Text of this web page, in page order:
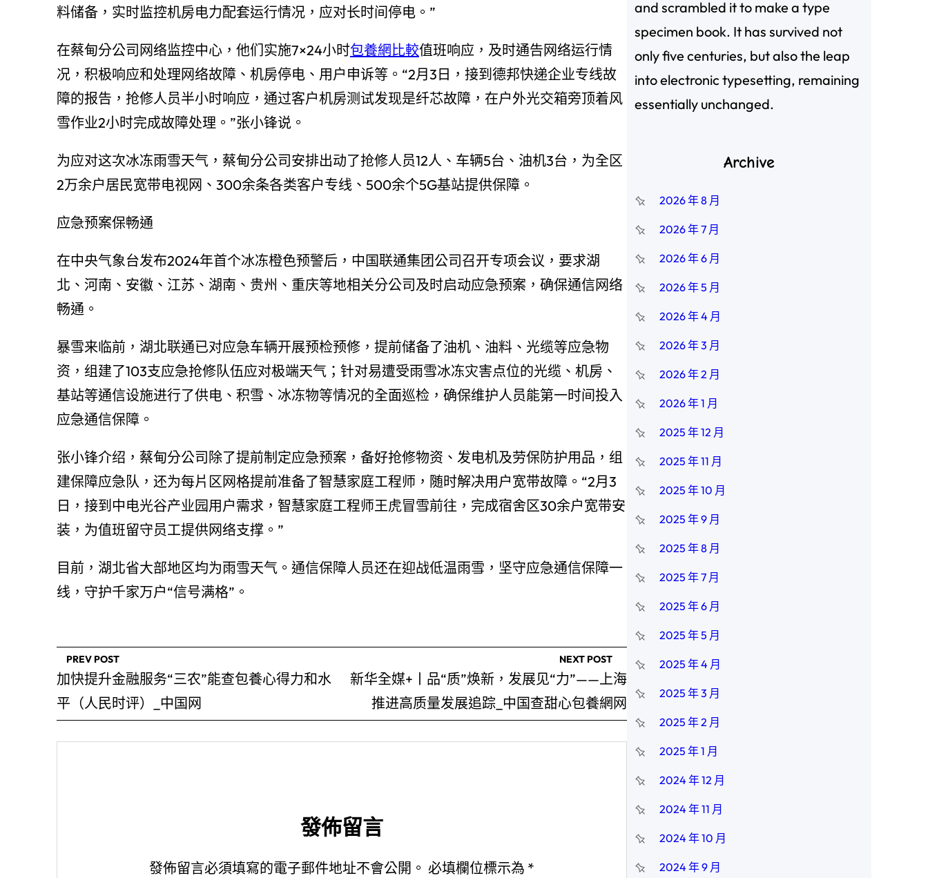
料储备，实时监控机房电力配套运行情况，应对长时间停电。”
在蔡甸分公司网络监控中心，他们实施7×24小时包養網比較值班响应，及时通告网络运行情
况，积极响应和处理网络故障、机房停电、用户申诉等。“2月3日，接到德邦快递企业专线故
障的报告，抢修人员半小时响应，通过客户机房测试发现是纤芯故障，在户外光交箱旁顶着风
雪作业2小时完成故障处理。”张小锋说。
为应对这次冰冻雨雪天气，蔡甸分公司安排出动了抢修人员12人、车辆5台、油机3台，为全区
2万余户居民宽带电视网、300余条各类客户专线、500余个5G基站提供保障。
应急预案保畅通
在中央气象台发布2024年首个冰冻橙色预警后，中国联通集团公司召开专项会议，要求湖
北、河南、安徽、江苏、湖南、贵州、重庆等地相关分公司及时启动应急预案，确保通信网络
畅通。
暴雪来临前，湖北联通已对应急车辆开展预检预修，提前储备了油机、油料、光缆等应急物
资，组建了103支应急抢修队伍应对极端天气；针对易遭受雨雪冰冻灾害点位的光缆、机房、
基站等通信设施进行了供电、积雪、冰冻物等情况的全面巡检，确保维护人员能第一时间投入
应急通信保障。
张小锋介绍，蔡甸分公司除了提前制定应急预案，备好抢修物资、发电机及劳保防护用品，组
建保障应急队，还为每片区网格提前准备了智慧家庭工程师，随时解决用户宽带故障。“2月3
日，接到中电光谷产业园用户需求，智慧家庭工程师王虎冒雪前往，完成宿舍区30余户宽带安
装，为值班留守员工提供网络支撑。”
目前，湖北省大部地区均为雨雪天气。通信保障人员还在迎战低温雨雪，坚守应急通信保障一
线，守护千家万户“信号满格”。
PREV POST
加快提升金融服务“三农”能查包養心得力和水
平（人民时评）_中国网
NEXT POST
新华全媒+丨品“质”焕新，发展见“力”——上海
推进高质量发展追踪_中国查甜心包養網网
發佈留言
發佈留言必須填寫的電子郵件地址不會公開。 必填欄位標示為 *
and scrambled it to make a type
specimen book. It has survived not
only five centuries, but also the leap
into electronic typesetting, remaining
essentially unchanged.
Archive
2026 年 8 月
2026 年 7 月
2026 年 6 月
2026 年 5 月
2026 年 4 月
2026 年 3 月
2026 年 2 月
2026 年 1 月
2025 年 12 月
2025 年 11 月
2025 年 10 月
2025 年 9 月
2025 年 8 月
2025 年 7 月
2025 年 6 月
2025 年 5 月
2025 年 4 月
2025 年 3 月
2025 年 2 月
2025 年 1 月
2024 年 12 月
2024 年 11 月
2024 年 10 月
2024 年 9 月